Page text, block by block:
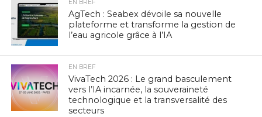
EN BREF
AgTech : Seabex dévoile sa nouvelle
plateforme et transforme la gestion de
l’eau agricole grâce à l’IA
EN BREF
VivaTech 2026 : Le grand basculement
vers l’IA incarnée, la souveraineté
technologique et la transversalité des
secteurs